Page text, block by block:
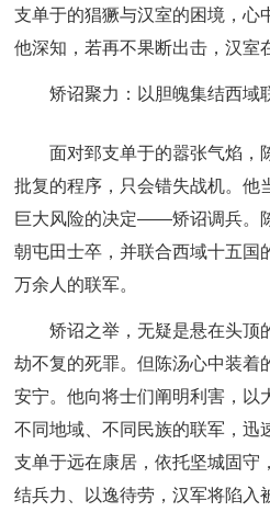
支单于的猖獗与汉室的困境，心
他深知，若再不果断出击，汉室
矫诏聚力：以胆魄集结西域
面对郅支单于的嚣张气焰，
批复的程序，只会错失战机。他
巨大风险的决定——矫诏调兵。
朝屯田士卒，并联合西域十五国
万余人的联军。
矫诏之举，无疑是悬在头顶
劫不复的死罪。但陈汤心中装着
安宁。他向将士们阐明利害，以
不同地域、不同民族的联军，迅
支单于远在康居，依托坚城固守
结兵力、以逸待劳，汉军将陷入